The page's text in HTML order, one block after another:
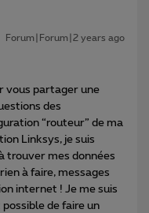
Forum|Forum|2 years ago
vous partager une
des
“routeur” de ma
Linksys, je suis
trouver mes données
à faire, messages
internet ! Je me suis
de faire un